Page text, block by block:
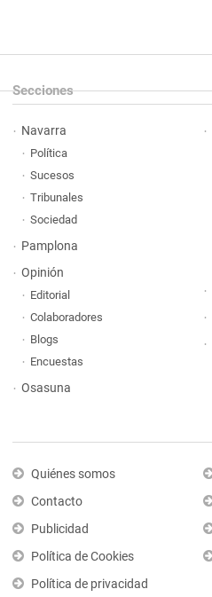
Secciones
Navarra
Política
Sucesos
Tribunales
Sociedad
Pamplona
Opinión
Editorial
Colaboradores
Blogs
Encuestas
Osasuna
Quiénes somos
Contacto
Publicidad
Política de Cookies
Política de privacidad